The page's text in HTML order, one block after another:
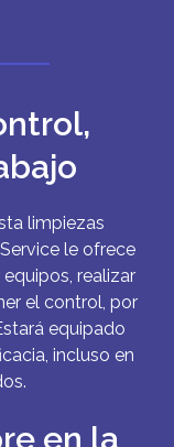
limpiezas
le ofrece
realizar
el control, por
equipado
incluso en
en la